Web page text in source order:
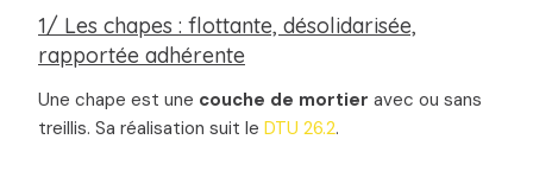
1/ Les chapes : flottante, désolidarisée,
rapportée adhérente
Une chape est une couche de mortier avec ou sans
treillis. Sa réalisation suit le DTU 26.2.